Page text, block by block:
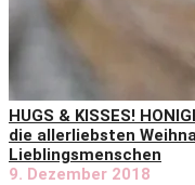
HUGS & KISSES!
die allerliebsten
Lieblingsmenschen
9. Dezember 2018